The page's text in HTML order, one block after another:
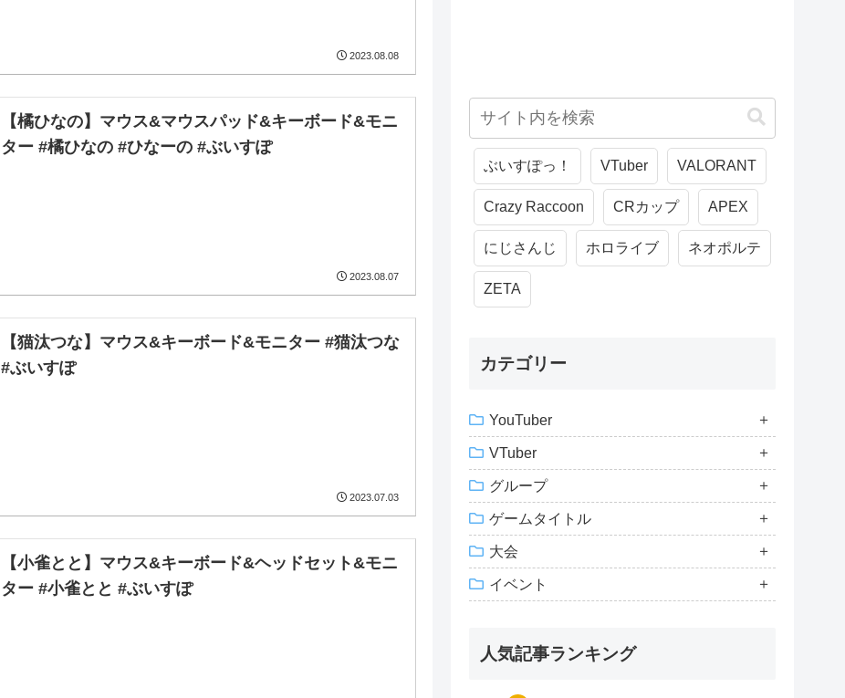
2023.08.08
【橘ひなの】マウス&マウスパッド&キーボード&モニ
ター #橘ひなの #ひなーの #ぶいすぽ
2023.08.07
【猫汰つな】マウス&キーボード&モニター #猫汰つな
#ぶいすぽ
2023.07.03
【小雀とと】マウス&キーボード&ヘッドセット&モニ
ター #小雀とと #ぶいすぽ
ぶいすぽっ！ VTuber VALORANT
Crazy Raccoon CRカップ APEX
にじさんじ ホロライブ ネオポルテ
ZETA
カテゴリー
YouTuber
VTuber
グループ
ゲームタイトル
大会
イベント
人気記事ランキング